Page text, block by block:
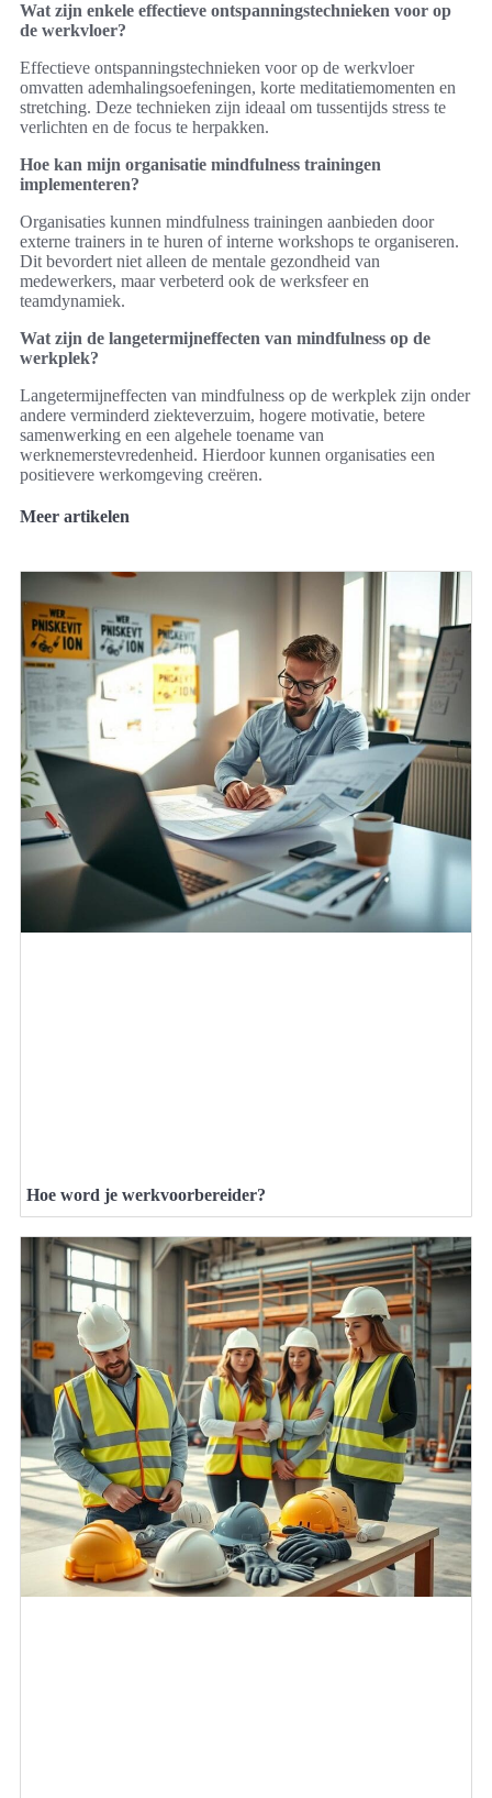
Wat zijn enkele effectieve ontspanningstechnieken voor op
de werkvloer?
Effectieve ontspanningstechnieken voor op de werkvloer
omvatten ademhalingsoefeningen, korte meditatiemomenten en
stretching. Deze technieken zijn ideaal om tussentijds stress te
verlichten en de focus te herpakken.
Hoe kan mijn organisatie mindfulness trainingen
implementeren?
Organisaties kunnen mindfulness trainingen aanbieden door
externe trainers in te huren of interne workshops te organiseren.
Dit bevordert niet alleen de mentale gezondheid van
medewerkers, maar verbeterd ook de werksfeer en
teamdynamiek.
Wat zijn de langetermijneffecten van mindfulness op de
werkplek?
Langetermijneffecten van mindfulness op de werkplek zijn onder
andere verminderd ziekteverzuim, hogere motivatie, betere
samenwerking en een algehele toename van
werknemerstevredenheid. Hierdoor kunnen organisaties een
positievere werkomgeving creëren.
Meer artikelen
Hoe word je werkvoorbereider?